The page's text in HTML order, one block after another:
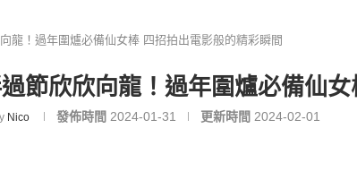
龍！過年圍爐必備仙女棒 四招拍出電影般的精彩瞬間
節欣欣向龍！過年圍爐必備仙
Nico 發佈時間 2024-01-31 更新時間 2024-02-01